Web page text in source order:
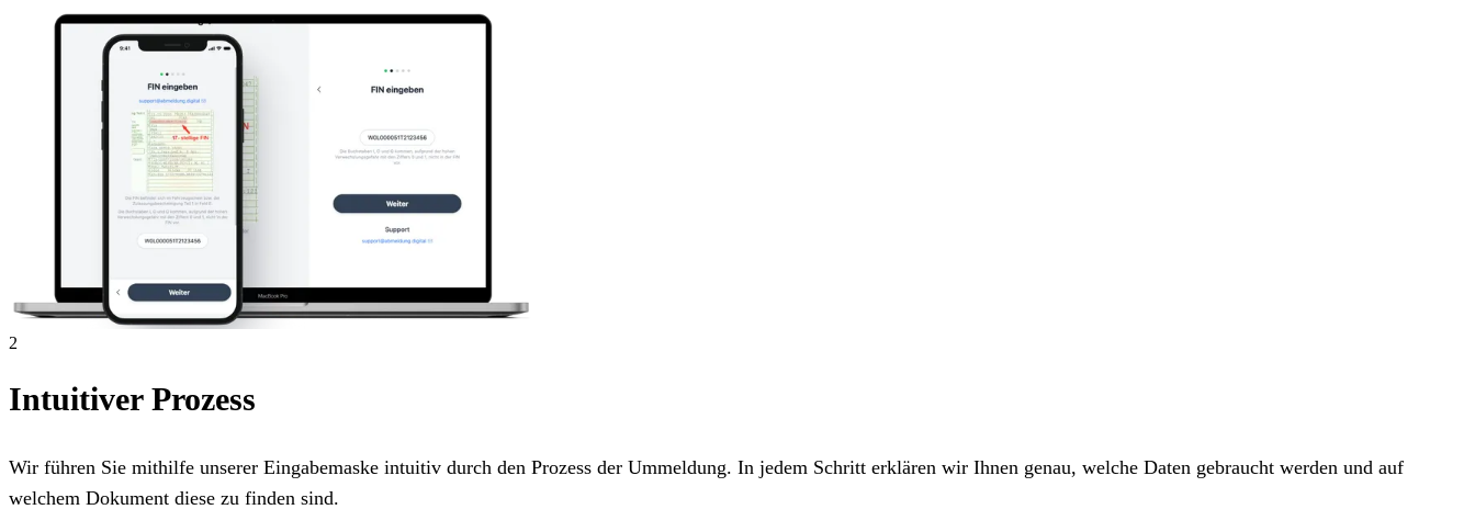
2
Intuitiver Prozess
Wir führen Sie mithilfe unserer Eingabemaske intuitiv durch den Prozess der Ummeldung. In jedem Schritt erklären wir Ihnen genau, welche Daten gebraucht werden und auf
welchem Dokument diese zu finden sind.